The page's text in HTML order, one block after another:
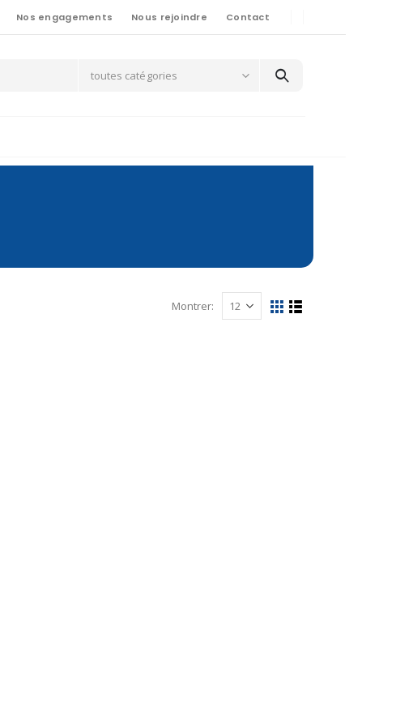
Nos engagements Nous rejoindre Contact
toutes catégories
Montrer: